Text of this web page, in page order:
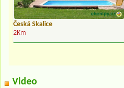
Česká Skalice
2Km
Video